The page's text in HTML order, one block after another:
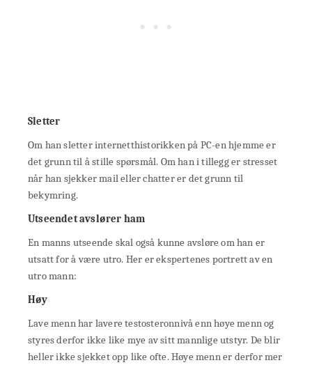
Sletter
Om han sletter internetthistorikken på PC-en hjemme er
det grunn til å stille spørsmål. Om han i tillegg er stresset
når han sjekker mail eller chatter er det grunn til
bekymring.
Utseendet avslører ham
En manns utseende skal også kunne avsløre om han er
utsatt for å være utro. Her er ekspertenes portrett av en
utro mann:
Høy
Lave menn har lavere testosteronnivå enn høye menn og
styres derfor ikke like mye av sitt mannlige utstyr. De blir
heller ikke sjekket opp like ofte. Høye menn er derfor mer